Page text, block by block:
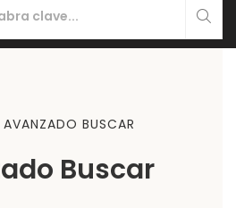
AVANZADO BUSCAR
Buscar